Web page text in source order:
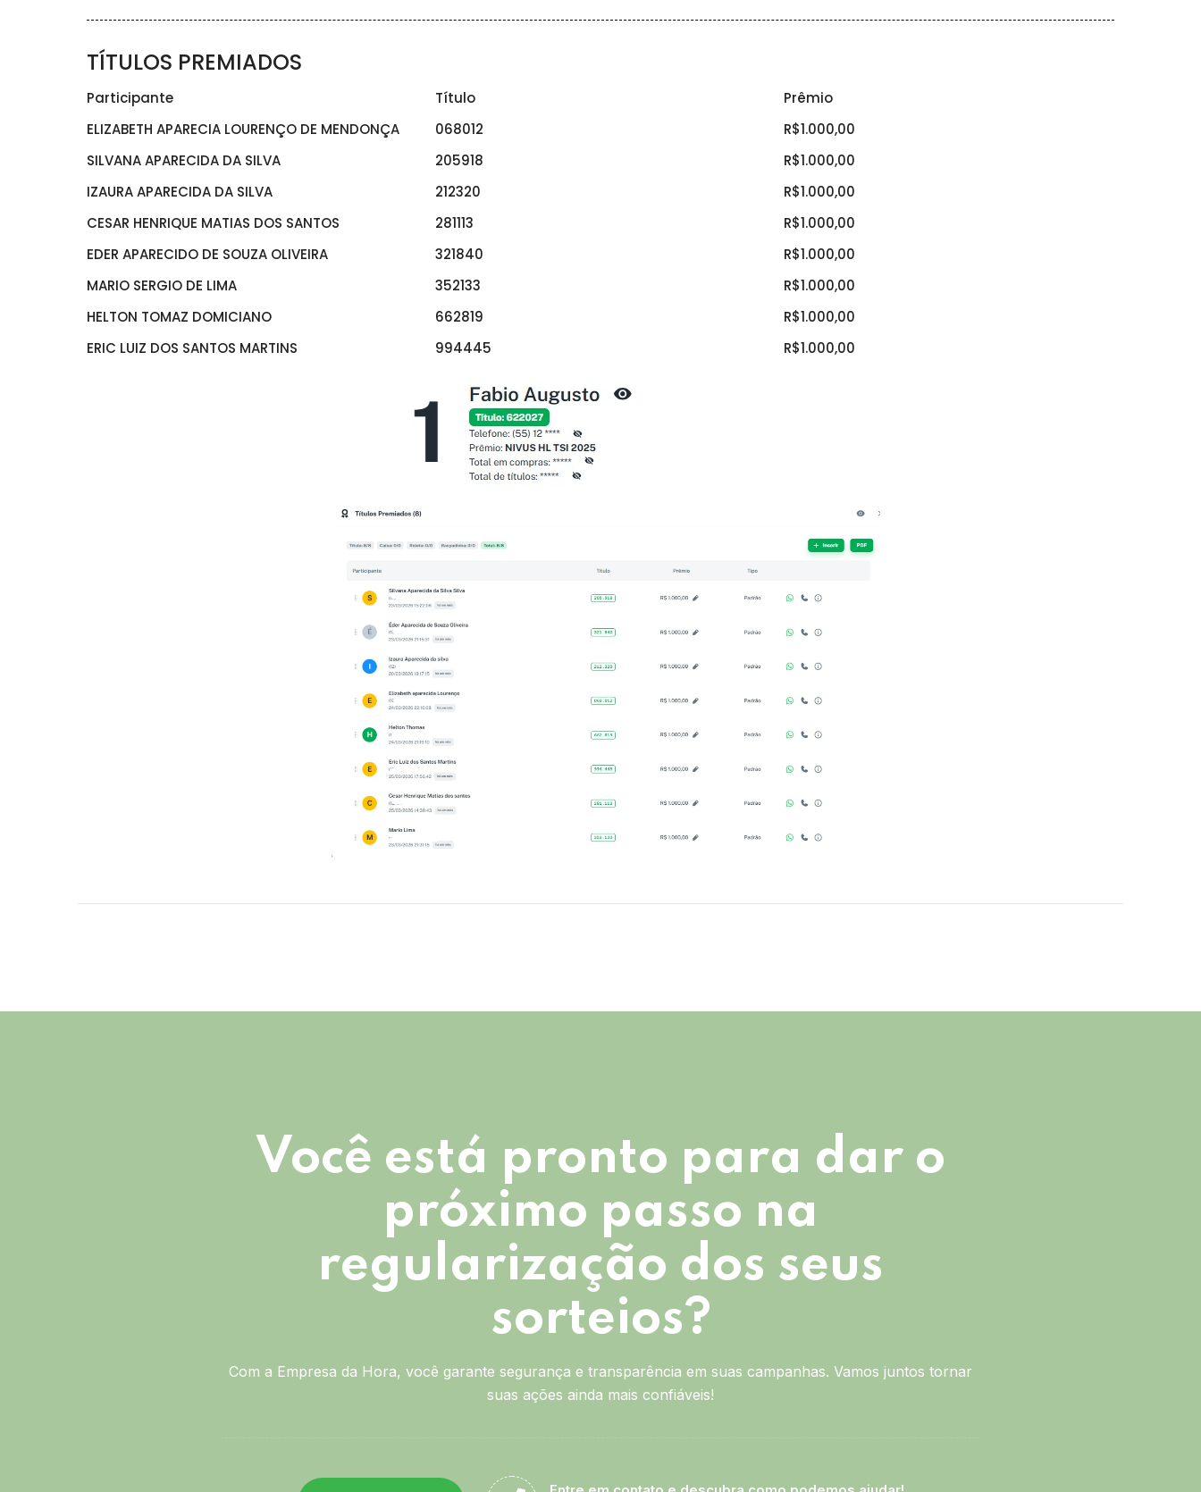
TÍTULOS PREMIADOS
Participante Título
Prêmio
ELIZABETH APARECIA LOURENÇO DE MENDONÇA
068012
R$1.000,00
SILVANA APARECIDA DA SILVA
205918
R$1.000,00
IZAURA APARECIDA DA SILVA
212320
R$1.000,00
CESAR HENRIQUE MATIAS DOS SANTOS
281113
R$1.000,00
EDER APARECIDO DE SOUZA OLIVEIRA
321840
R$1.000,00
MARIO SERGIO DE LIMA
352133
R$1.000,00
HELTON TOMAZ DOMICIANO
662819
R$1.000,00
ERIC LUIZ DOS SANTOS MARTINS
994445 R$1.000,00
Você está pronto para dar o
próximo passo na
regularização dos seus
sorteios?
Com a Empresa da Hora, você garante segurança e transparência em suas campanhas. Vamos juntos tornar
suas ações ainda mais confiáveis!